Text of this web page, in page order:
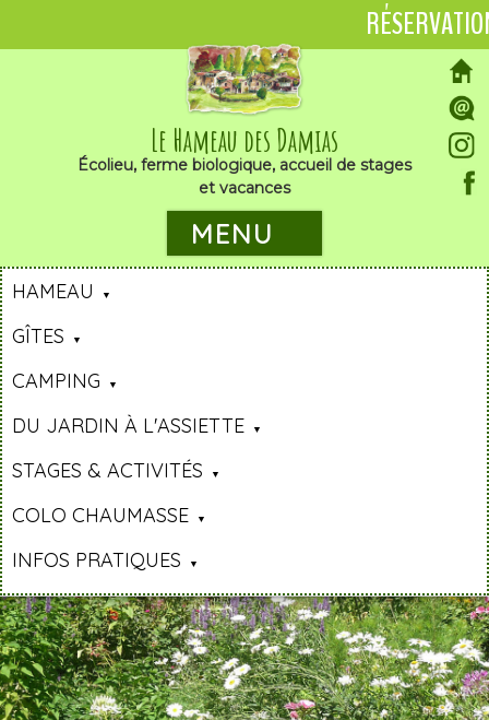
Le Hameau des Damias
Écolieu, ferme biologique, accueil de stages
et vacances
MENU
HAMEAU
GÎTES
CAMPING
DU JARDIN À L'ASSIETTE
STAGES & ACTIVITÉS
COLO CHAUMASSE
INFOS PRATIQUES